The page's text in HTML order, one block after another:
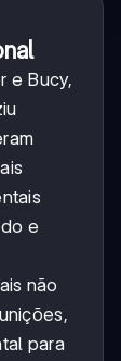
e Bucy,
e
não
para